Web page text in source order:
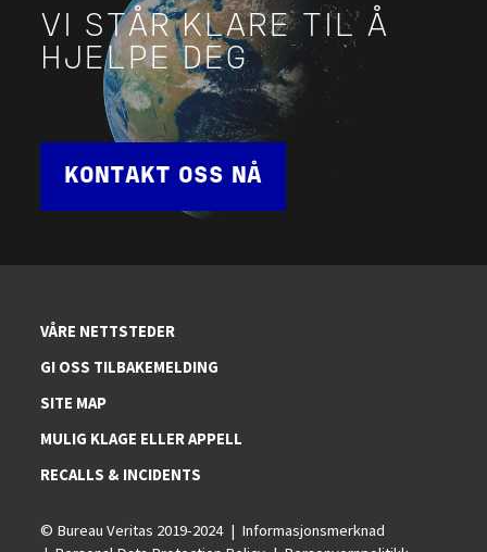
VI STÅR KLARE TIL Å
HJELPE DEG
KONTAKT OSS NÅ
VÅRE NETTSTEDER
GI OSS TILBAKEMELDING
SITE MAP
MULIG KLAGE ELLER APPELL
RECALLS & INCIDENTS
© Bureau Veritas 2019-2024
Informasjonsmerknad